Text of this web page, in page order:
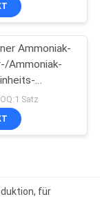
Ammoniak-
Ammoniak-
Nickel-
Satz
für